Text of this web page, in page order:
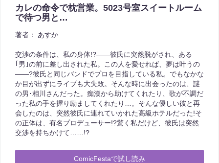
カレの命令で枕営業。5023号室スイートルーム
で待つ男と…
著者： あすか
交渉の条件は、私の身体!?――彼氏に突然脱がされ、ある
｢男｣の前に差し出された私。この人を愛せれば、夢は叶うの
――?彼氏と同じバンドでプロを目指している私。でもなかな
か目が出ずにライブも大失敗。そんな時に出会ったのは、謎
の男･相川さんだった。痴漢から助けてくれたり、歌が不調だ
った私の手を握り励ましてくれたり…。そんな優しい彼と再
会したのは、突然彼氏に連れていかれた高級ホテルだった!そ
の正体は、有名プロデューサー!?驚く私だけど、彼氏は突然
交渉を持ちかけて……!?
ComicFestaで試し読み